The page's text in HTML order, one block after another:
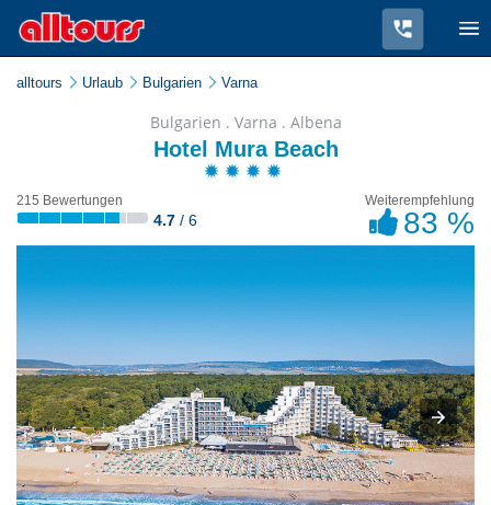
alltours Urlaub Bulgarien Varna
Bulgarien . Varna . Albena
Hotel Mura Beach
215 Bewertungen
4.7 / 6
Weiterempfehlung
83 %